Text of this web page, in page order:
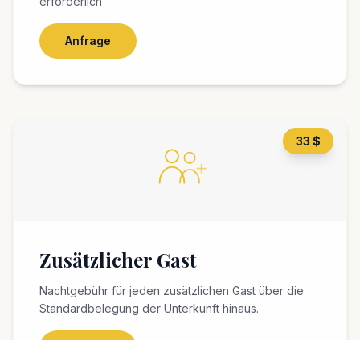
Anfrage
33 $
Zusätzlicher Gast
Nachtgebühr für jeden zusätzlichen Gast über die
Standardbelegung der Unterkunft hinaus.